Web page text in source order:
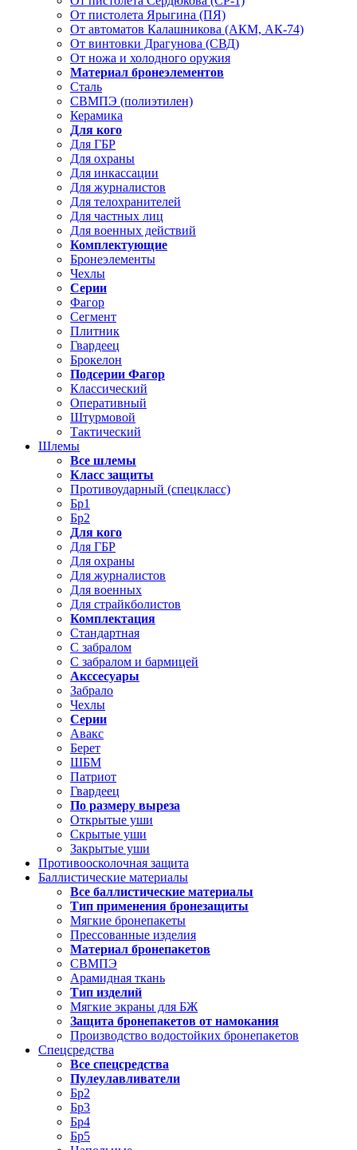
От пистолета Ярыгина (ПЯ)
От автоматов Калашникова (АКМ, АК-74)
От винтовки Драгунова (СВД)
От ножа и холодного оружия
Материал бронеэлементов
Сталь
СВМПЭ (полиэтилен)
Керамика
Для кого
Для ГБР
Для охраны
Для инкассации
Для журналистов
Для телохранителей
Для частных лиц
Для военных действий
Комплектующие
Бронеэлементы
Чехлы
Серии
Фагор
Сегмент
Плитник
Гвардеец
Брокелон
Подсерии Фагор
Классический
Оперативный
Штурмовой
Тактический
Шлемы
Все шлемы
Класс защиты
Противоударный (спецкласс)
Бр1
Бр2
Для кого
Для ГБР
Для охраны
Для журналистов
Для военных
Для страйкболистов
Комплектация
Стандартная
С забралом
С забралом и бармицей
Акссесуары
Забрало
Чехлы
Серии
Авакс
Берет
ШБМ
Патриот
Гвардеец
По размеру выреза
Открытые уши
Скрытые уши
Закрытые уши
Противоосколочная защита
Баллистические материалы
Все баллистические материалы
Тип применения бронезащиты
Мягкие бронепакеты
Прессованные изделия
Материал бронепакетов
СВМПЭ
Арамидная ткань
Тип изделий
Мягкие экраны для БЖ
Защита бронепакетов от намокания
Производство водостойких бронепакетов
Спецсредства
Все спецсредства
Пулеулавливатели
Бр2
Бр3
Бр4
Бр5